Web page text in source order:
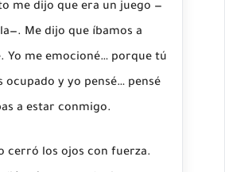
me dijo que era un juego —
Me dijo que íbamos a
Yo me emocioné… porque tú
ocupado y yo pensé… pensé
a estar conmigo.
cerró los ojos con fuerza.